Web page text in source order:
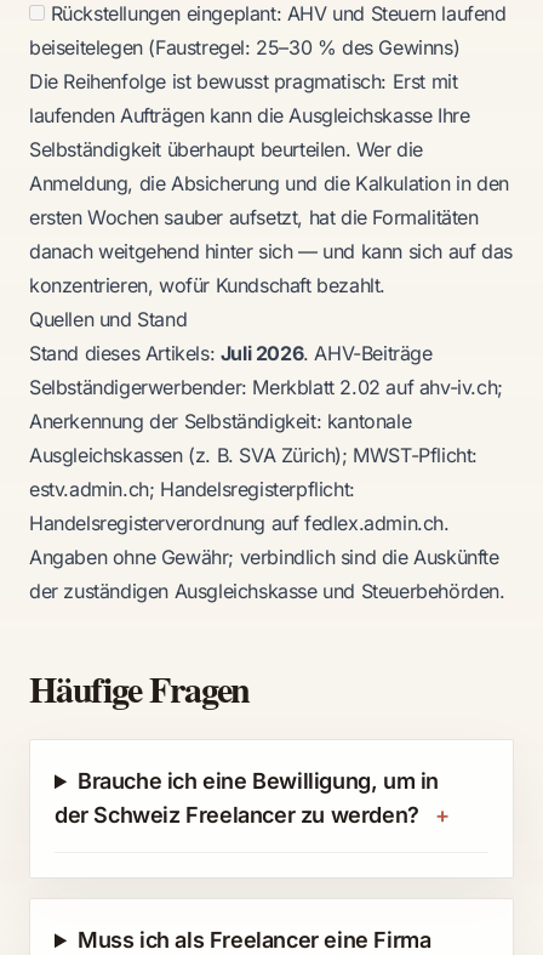
Rückstellungen eingeplant: AHV und Steuern laufend
beiseitelegen (Faustregel: 25–30 % des Gewinns)
Die Reihenfolge ist bewusst pragmatisch: Erst mit
laufenden Aufträgen kann die Ausgleichskasse Ihre
Selbständigkeit überhaupt beurteilen. Wer die
Anmeldung, die Absicherung und die Kalkulation in den
ersten Wochen sauber aufsetzt, hat die Formalitäten
danach weitgehend hinter sich — und kann sich auf das
konzentrieren, wofür Kundschaft bezahlt.
Quellen und Stand
Stand dieses Artikels: Juli 2026. AHV-Beiträge
Selbständigerwerbender: Merkblatt 2.02 auf ahv-iv.ch;
Anerkennung der Selbständigkeit: kantonale
Ausgleichskassen (z. B. SVA Zürich); MWST-Pflicht:
estv.admin.ch; Handelsregisterpflicht:
Handelsregisterverordnung auffedlex.admin.ch.
Angaben ohne Gewähr; verbindlich sind die Auskünfte
der zuständigen Ausgleichskasse und Steuerbehörden.
Häufige Fragen
Brauche ich eine Bewilligung, um in
der Schweiz Freelancer zu werden?
+
Muss ich als Freelancer eine Firma